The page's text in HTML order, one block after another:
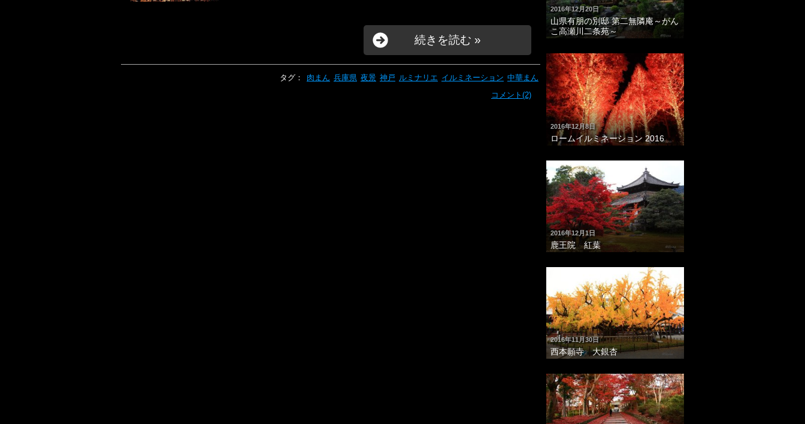
続きを読む »
タグ： 肉まん 兵庫県 夜景 神戸 ルミナリエ イルミネーション 中華まん
コメント(2)
2016年12月20日
山県有朋の別邸 第二無隣庵～がん
こ高瀬川二条苑～
2016年12月8日
ロームイルミネーション 2016
2016年12月1日
鹿王院 紅葉
2016年11月30日
西本願寺 大銀杏